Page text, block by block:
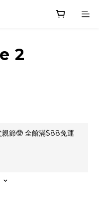
2
親節🥸 全館滿$88免運